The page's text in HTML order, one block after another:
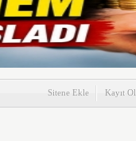
Sitene Ekle Kayıt Ol